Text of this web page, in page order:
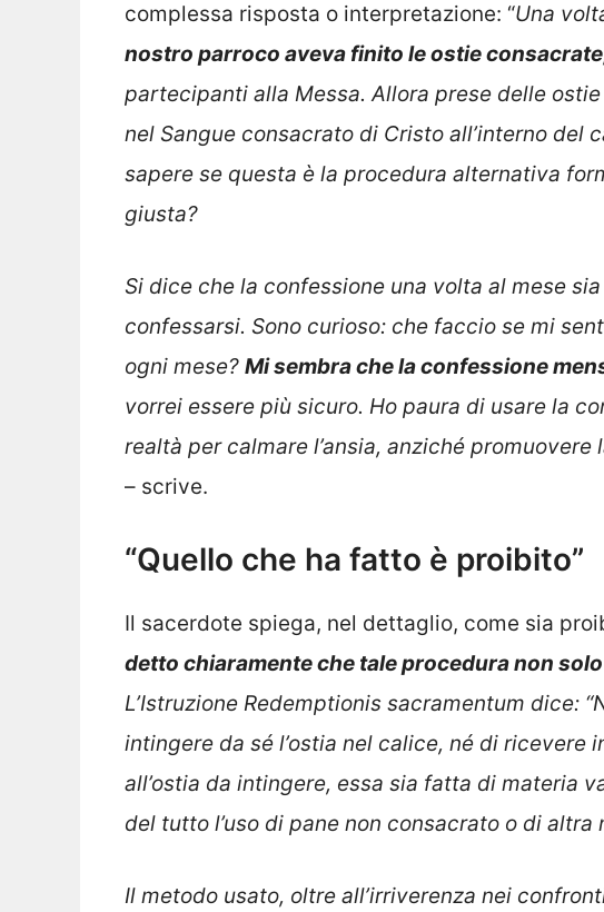
complessa risposta o interpretazione: “Una
nostro parroco aveva finito le ostie consacrate
partecipanti alla Messa. Allora prese delle
nel Sangue consacrato di Cristo all’interno del
sapere se questa è la procedura alternativa
giusta?
Si dice che la confessione una volta al mese
confessarsi. Sono curioso: che faccio se mi
ogni mese? Mi sembra che la confessione
vorrei essere più sicuro. Ho paura di usare la
realtà per calmare l’ansia, anziché
– scrive.
“Quello che ha fatto è proibito”
Il sacerdote spiega, nel dettaglio, come sia
detto chiaramente che tale procedura non
L’Istruzione Redemptionis sacramentum dice:
intingere da sé l’ostia nel calice, né di ricevere
all’ostia da intingere, essa sia fatta di materia
del tutto l’uso di pane non consacrato o di altra
Il metodo usato, oltre all’irriverenza nei